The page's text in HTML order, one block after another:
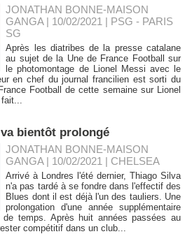
JONATHAN BONNE-MAISON
GANGA | 10/02/2021 | PSG - PARIS
SG
Après les diatribes de la presse catalane
au sujet de la Une de France Football sur
le photomontage de Lionel Messi avec le
en chef du journal francilien est sorti du
Football de cette semaine sur Lionel
fait...
bientôt prolongé
JONATHAN BONNE-MAISON
GANGA | 10/02/2021 | CHELSEA
Arrivé à Londres l'été dernier, Thiago Silva
n'a pas tardé à se fondre dans l'effectif des
Blues dont il est déjà l'un des tauliers. Une
prolongation d'une année supplémentaire
temps. Après huit années passées au
compétitif dans un club...